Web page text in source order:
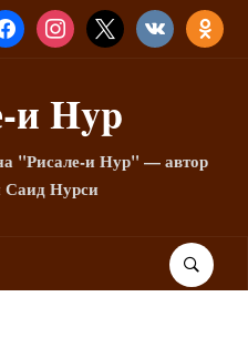
INSTAGRAM
X VKONTAKTE
и Hyp
"Рисале-и Нур" — автор
Саид Нурси